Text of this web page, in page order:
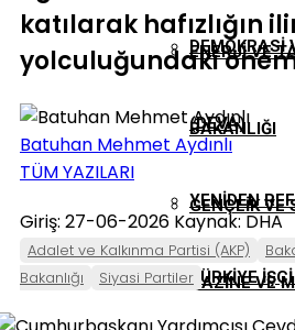
DEMOKRASI
(DEVA)
YENIDEN
TÜRKIYE
ENERJI VE
BAKANLIĞI
GENÇLIK VE
HAZINE VE
katılarak hafızlığın
yolculuğundaki
Batuhan Mehmet Aydınlı
TÜM YAZILARI
Giriş: 27-06-2026 Kaynak: DHA
Adalet ve Kalkınma Partisi (AKP)
Bakanlığı
Siyasi Partiler